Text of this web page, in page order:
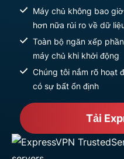
Máy chủ không bao
hơn nữa rủi ro về dữ
Toàn bộ ngăn xếp
máy chủ khi khởi động
Chúng tôi nắm rõ hoạt
có sự bất ổn định
Tải